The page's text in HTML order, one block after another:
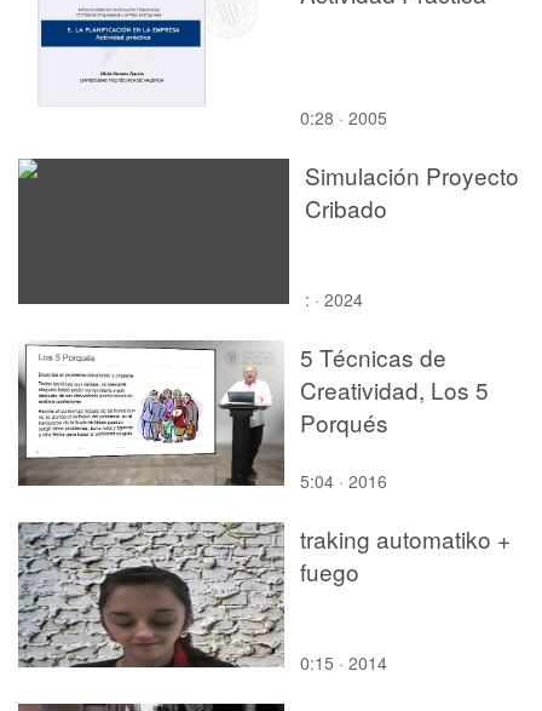
0:28 · 2005
Simulación Proyecto
Cribado
: · 2024
5 Técnicas de
Creatividad, Los 5
Porqués
5:04 · 2016
traking automatiko +
fuego
0:15 · 2014